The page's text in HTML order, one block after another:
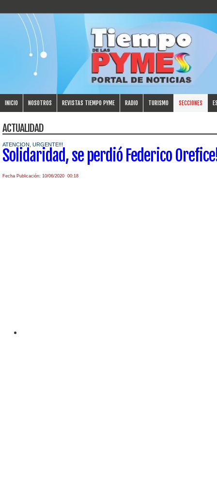
INICIO NOSOTROS REVISTAS TIEMPO PYME RADIO TURISMO SECCIONES
ACTUALIDAD
ATENCION, URGENTE!!!
Solidaridad, se perdió Federico
Fecha Publicación: 10/06/2020 00:18